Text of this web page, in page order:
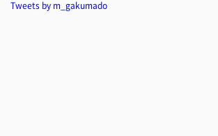
Tweets by m_gakumado